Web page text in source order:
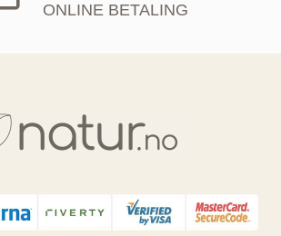
ONLINE BETALING